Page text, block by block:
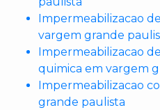
Impermeabilizacao
vargem grande
Impermeabilizacao
quimica em vargem
Impermeabilizacao
grande paulista